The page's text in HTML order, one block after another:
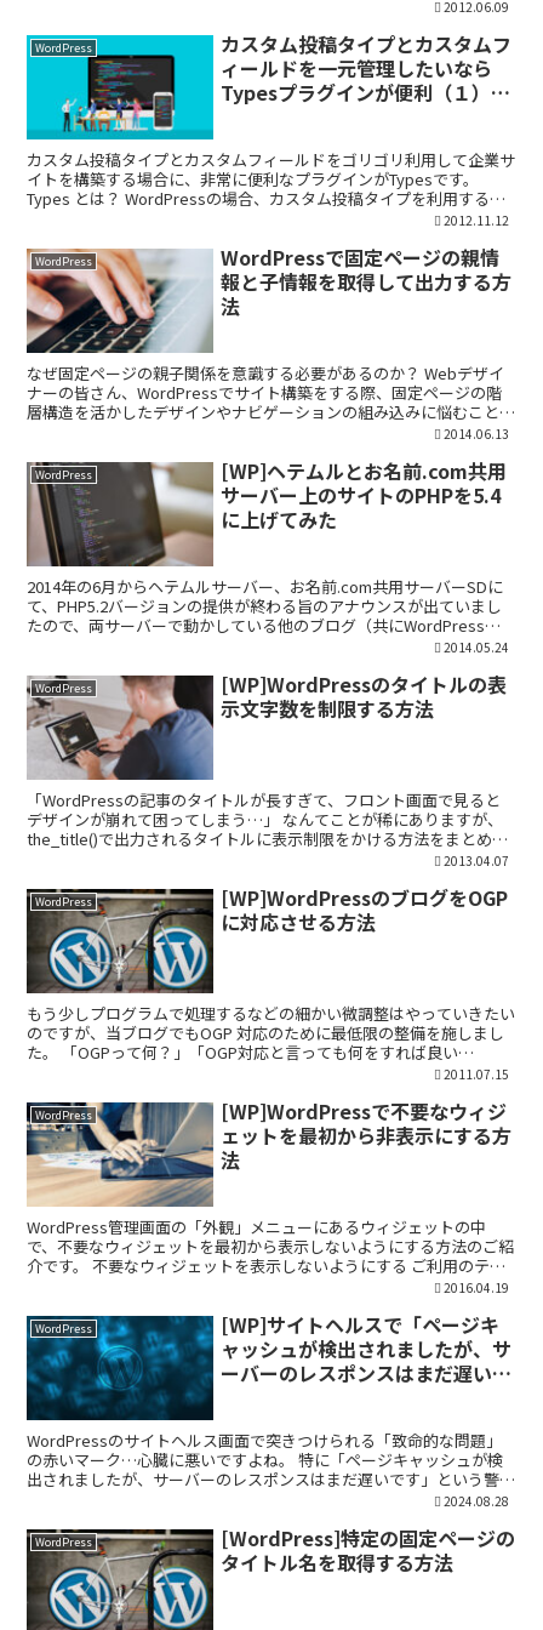
2012.06.09
WordPress
カスタム投稿タイプとカスタムフ
ィールドを一元管理したいなら
Typesプラグインが便利（１）カ
カスタム投稿タイプとカスタムフィールドをゴリゴリ利用して企業サ
イトを構築する場合に、非常に便利なプラグインがTypesです。
Types とは？ WordPressの場合、カスタム投稿タイプを利用するた
2012.11.12
WordPress
WordPressで固定ページの親情
報と子情報を取得して出力する方
法
なぜ固定ページの親子関係を意識する必要があるのか？ Webデザイ
ナーの皆さん、WordPressでサイト構築をする際、固定ページの階
層構造を活かしたデザインやナビゲーションの組み込みに悩むことは
2014.06.13
WordPress
[WP]ヘテムルとお名前.com共用
サーバー上のサイトのPHPを5.4
に上げてみた
2014年の6月からヘテムルサーバー、お名前.com共用サーバーSDに
て、PHP5.2バージョンの提供が終わる旨のアナウンスが出ていまし
たので、両サーバーで動かしている他のブログ（共にWordPress）
2014.05.24
WordPress
[WP]WordPressのタイトルの表
示文字数を制限する方法
「WordPressの記事のタイトルが長すぎて、フロント画面で見ると
デザインが崩れて困ってしまう…」 なんてことが稀にありますが、
the_title()で出力されるタイトルに表示制限をかける方法をまとめま
2013.04.07
WordPress
[WP]WordPressのブログをOGP
に対応させる方法
もう少しプログラムで処理するなどの細かい微調整はやっていきたい
のですが、当ブログでもOGP 対応のために最低限の整備を施しまし
た。 「OGPって何？」「OGP対応と言っても何をすれば良い
の？？」についてはなどのサイトで詳しく説明されています...2011.07.15
WordPress
[WP]WordPressで不要なウィジ
ェットを最初から非表示にする方
法
WordPress管理画面の「外観」メニューにあるウィジェットの中
で、不要なウィジェットを最初から表示しないようにする方法のご紹
介です。 不要なウィジェットを表示しないようにする ご利用のテー
2016.04.19
WordPress
[WP]サイトヘルスで「ページキ
ャッシュが検出されましたが、サ
ーバーのレスポンスはまだ遅いで
WordPressのサイトヘルス画面で突きつけられる「致命的な問題」
の赤いマーク…心臓に悪いですよね。 特に「ページキャッシュが検
出されましたが、サーバーのレスポンスはまだ遅いです」という警
2024.08.28
WordPress
[WordPress]特定の固定ページの
タイトル名を取得する方法